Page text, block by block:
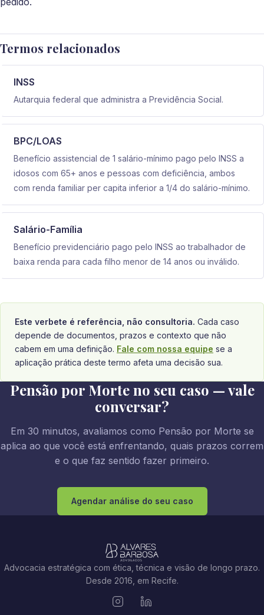
Termos relacionados
INSS
Autarquia federal que administra a Previdência Social.
BPC/LOAS
Benefício assistencial de 1 salário-mínimo pago pelo INSS a
idosos com 65+ anos e pessoas com deficiência, ambos
com renda familiar per capita inferior a 1/4 do salário-mínimo.
Salário-Família
Benefício previdenciário pago pelo INSS ao trabalhador de
baixa renda para cada filho menor de 14 anos ou inválido.
Este verbete é referência, não consultoria. Cada caso
depende de documentos, prazos e contexto que não
cabem em uma definição. Fale com nossa equipe se a
aplicação prática deste termo afeta uma decisão sua.
Pensão por Morte no seu caso — vale
conversar?
Em 30 minutos, avaliamos como Pensão por Morte se
aplica ao que você está enfrentando, quais prazos correm
e o que faz sentido fazer primeiro.
Agendar análise do seu caso
Advocacia estratégica com ética, técnica e visão de longo prazo.
Desde 2016, em Recife.